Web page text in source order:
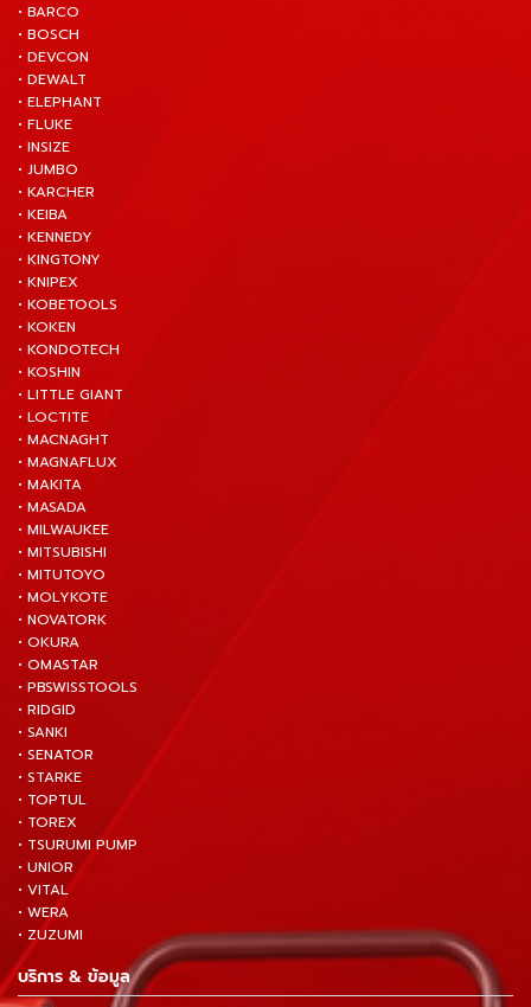
• BARCO
• BOSCH
• DEVCON
• DEWALT
• ELEPHANT
• FLUKE
• INSIZE
• JUMBO
• KARCHER
• KEIBA
• KENNEDY
• KINGTONY
• KNIPEX
• KOBETOOLS
• KOKEN
• KONDOTECH
• KOSHIN
• LITTLE GIANT
• LOCTITE
• MACNAGHT
• MAGNAFLUX
• MAKITA
• MASADA
• MILWAUKEE
• MITSUBISHI
• MITUTOYO
• MOLYKOTE
• NOVATORK
• OKURA
• OMASTAR
• PBSWISSTOOLS
• RIDGID
• SANKI
• SENATOR
• STARKE
• TOPTUL
• TOREX
• TSURUMI PUMP
• UNIOR
• VITAL
• WERA
• ZUZUMI
บริการ & ข้อมูล